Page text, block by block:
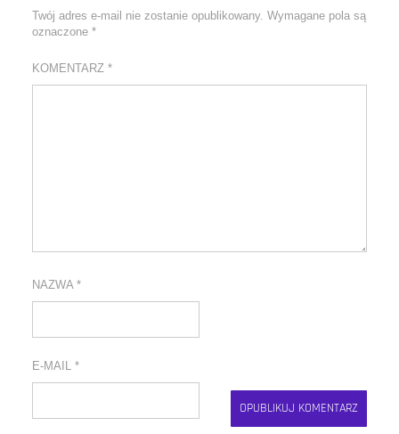
Twój adres e-mail nie zostanie opublikowany. Wymagane pola są
oznaczone *
KOMENTARZ *
NAZWA *
E-MAIL *